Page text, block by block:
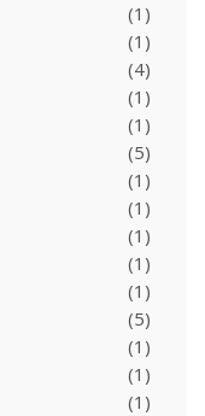
(1)
(1)
(4)
(1)
(1)
(5)
(1)
(1)
(1)
(1)
(1)
(5)
(1)
(1)
(1)